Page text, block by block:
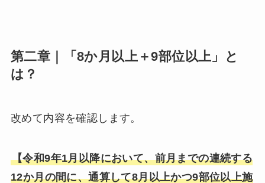
第二章｜「8か月以上＋9部位以上」と
は？
改めて内容を確認します。
【令和9年1月以降において、前月までの連続する
12か月の間に、通算して8月以上かつ9部位以上施